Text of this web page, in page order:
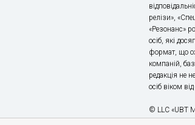
релізи»,
«Резонанс»
осіб, які
формат, що
компаній,
редакція не
осіб віком
© LLC «UBT